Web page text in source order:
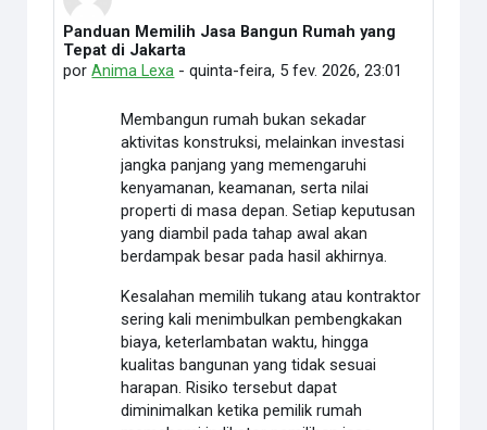
Panduan Memilih Jasa Bangun Rumah yang
Tepat di Jakarta
porAnima Lexa -quinta-feira, 5 fev. 2026, 23:01
Número de respostas: 0
Membangun rumah bukan sekadar
aktivitas konstruksi, melainkan investasi
jangka panjang yang memengaruhi
kenyamanan, keamanan, serta nilai
properti di masa depan. Setiap keputusan
yang diambil pada tahap awal akan
berdampak besar pada hasil akhirnya.
Kesalahan memilih tukang atau kontraktor
sering kali menimbulkan pembengkakan
biaya, keterlambatan waktu, hingga
kualitas bangunan yang tidak sesuai
harapan. Risiko tersebut dapat
diminimalkan ketika pemilik rumah